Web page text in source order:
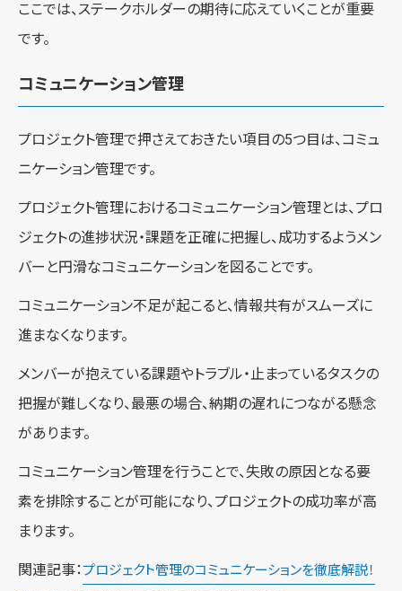
ここでは、ステークホルダーの期待に応えていくことが重要
です。
コミュニケーション管理
プロジェクト管理で押さえておきたい項目の5つ目は、コミュ
ニケーション管理です。
プロジェクト管理におけるコミュニケーション管理とは、プロ
ジェクトの進捗状況・課題を正確に把握し、成功するようメン
バーと円滑なコミュニケーションを図ることです。
コミュニケーション不足が起こると、情報共有がスムーズに
進まなくなります。
メンバーが抱えている課題やトラブル・止まっているタスクの
把握が難しくなり、最悪の場合、納期の遅れにつながる懸念
があります。
コミュニケーション管理を行うことで、失敗の原因となる要
素を排除することが可能になり、プロジェクトの成功率が高
まります。
関連記事：プロジェクト管理のコミュニケーションを徹底解説！